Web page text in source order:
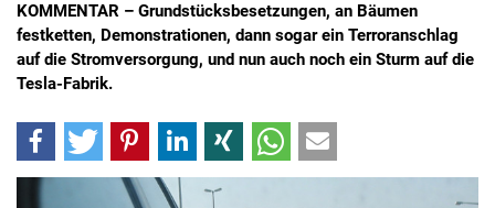
KOMMENTAR – Grundstücksbesetzungen, an Bäumen
festketten, Demonstrationen, dann sogar ein Terroranschlag
auf die Stromversorgung, und nun auch noch ein Sturm auf die
Tesla-Fabrik.